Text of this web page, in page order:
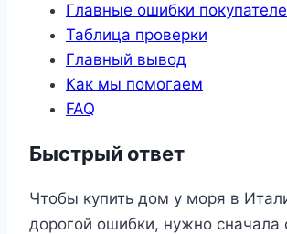
Главные ошибки
Таблица проверки
Главный вывод
Как мы помогаем
FAQ
Быстрый ответ
Чтобы купить дом у моря в
дорогой ошибки, нужно сначала